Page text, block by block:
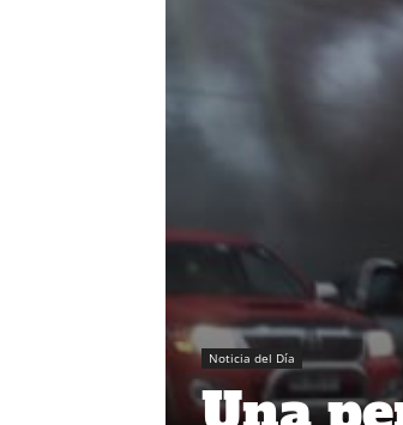
Noticia del Día